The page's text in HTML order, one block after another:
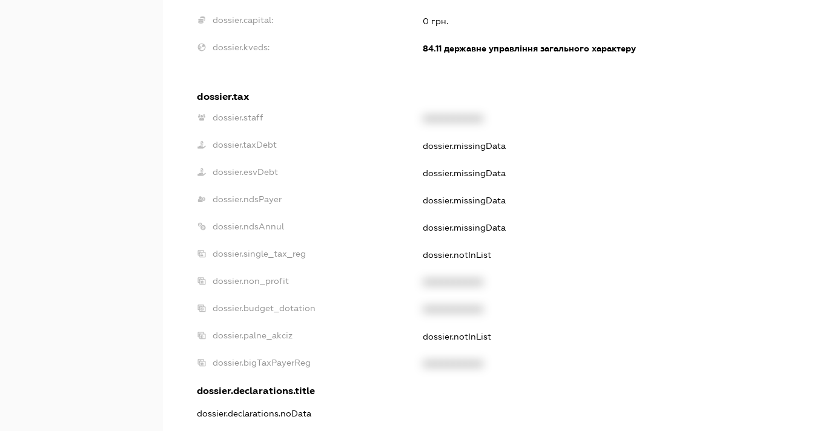
dossier.capital: 0 грн.
dossier.kveds: 84.11державне управління загального характеру
dossier.tax
dossier.staff
dossier.taxDebt dossier.missingData
dossier.esvDebt dossier.missingData
dossier.ndsPayer dossier.missingData
dossier.ndsAnnul dossier.missingData
dossier.single_tax_reg dossier.notInList
dossier.non_profit
dossier.budget_dotation
dossier.palne_akciz dossier.notInList
dossier.bigTaxPayerReg
dossier.declarations.title
dossier.declarations.noData